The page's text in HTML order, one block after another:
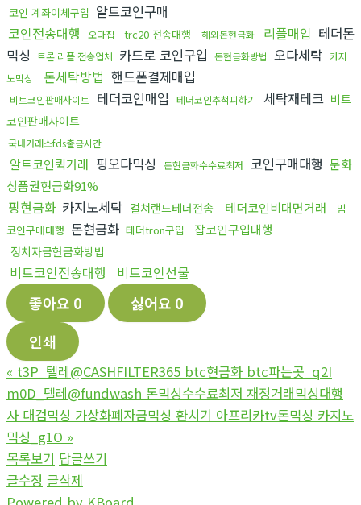
코인 계좌이체구입 알트코인구매
코인전송대행
오다집 trc20 전송대행 해외돈현금화 리플매입 테더돈
믹싱
트론 리플 전송업체 카드로 코인구입 돈현금화방법 오다세탁 카지
노믹싱
돈세탁방법 핸드폰결제매입
비트코인판매사이트 테더코인매입 테더코인추척피하기 세탁재테크 비트
코인판매사이트
국내거래소fds출금시간
알트코인퀵거래 핑오다믹싱 돈현금화수수료최저 코인구매대행 문화
상품권현금화91%
핑현금화 카지노세탁 컬쳐랜드테더전송 테더코인비대면거래
밈
코인구매대행 돈현금화 테더tron구입 잡코인구입대행
정치자금현금화방법
비트코인전송대행 비트코인선물
좋아요 0 싫어요 0
인쇄
« t3P_텔레@CASHFILTER365 btc현금화 btc파는곳_q2I
m0D_텔레@fundwash 돈믹싱수수료최저 재정거래믹싱대행
사 대검믹싱 가상화폐자금믹싱 환치기 아프리카tv돈믹싱 카지노
믹싱_g1O »
목록보기 답글쓰기
글수정 글삭제